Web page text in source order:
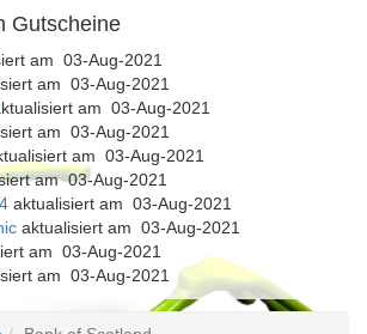
Gutscheine
am 03-Aug-2021
am 03-Aug-2021
am 03-Aug-2021
am 03-Aug-2021
am 03-Aug-2021
am 03-Aug-2021
aktualisiert am 03-Aug-2021
aktualisiert am 03-Aug-2021
am 03-Aug-2021
am 03-Aug-2021